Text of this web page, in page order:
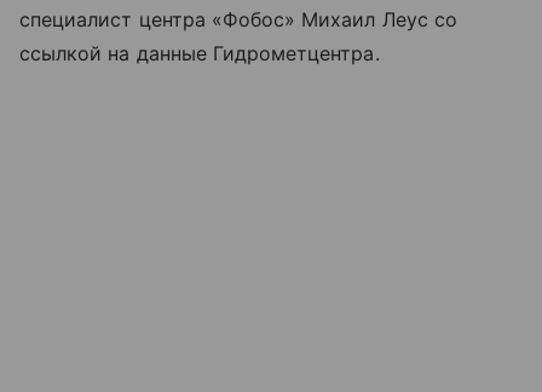
специалист центра «Фобос» Михаил Леус со
ссылкой на данные Гидрометцентра.